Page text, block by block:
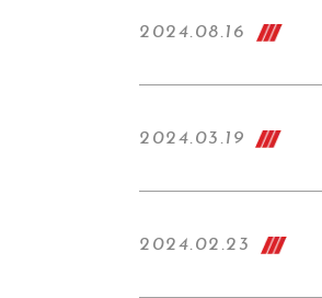
2024.08.16
2024.03.19
2024.02.23